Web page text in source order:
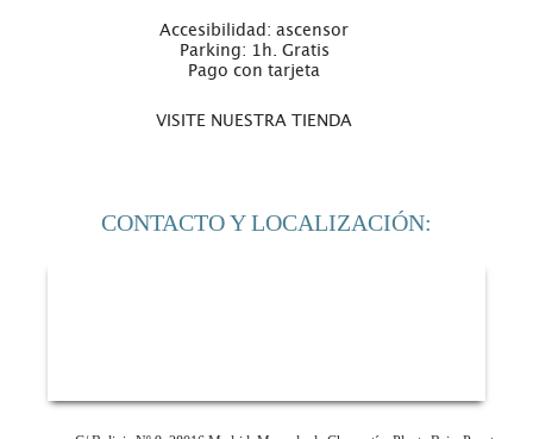
Accesibilidad: ascensor
Parking: 1h. Gratis
Pago con tarjeta
VISITE NUESTRA TIENDA
CONTACTO Y LOCALIZACIÓN: